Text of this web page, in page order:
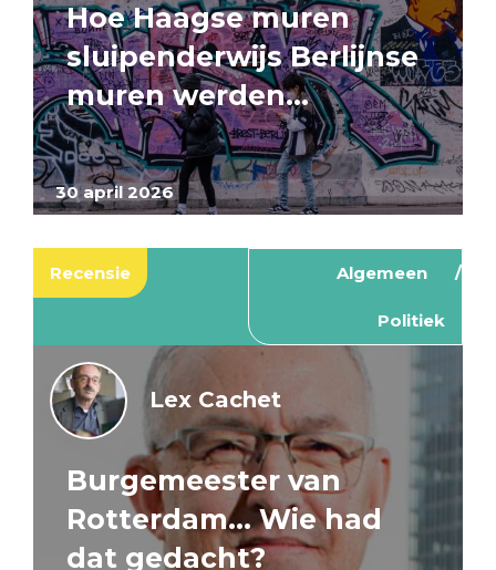
30 april 2026
Hoe Haagse muren
sluipenderwijs Berlijnse
muren werden…
Recensie Algemeen
Politiek
Lex Cachet
Burgemeester van
Rotterdam… Wie had
dat gedacht?